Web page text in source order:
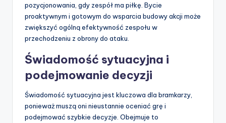
pozycjonowania, gdy zespół ma piłkę. Bycie
proaktywnym i gotowym do wsparcia budowy akcji może
zwiększyć ogólną efektywność zespołu w
przechodzeniu z obrony do ataku.
Świadomość sytuacyjna i
podejmowanie decyzji
Świadomość sytuacyjna jest kluczowa dla bramkarzy,
ponieważ muszą oni nieustannie oceniać grę i
podejmować szybkie decyzje. Obejmuje to